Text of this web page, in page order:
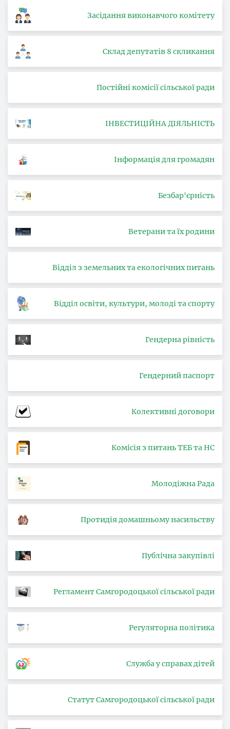
Засідання виконавчого комітету
Склад депутатів 8 скликання
Постійні комісії сільської ради
ІНВЕСТИЦІЙНА ДІЯЛЬНІСТЬ
Інформація для громадян
Безбар'єрність
Ветерани та їх родини
Відділ з земельних та екологічних питань
Відділ освіти, культури, молоді та спорту
Гендерна рівність
Гендерний паспорт
Колективні договори
Комісія з питань ТЕБ та НС
Молодіжна Рада
Протидія домашньому насильству
Публічна закупівлі
Регламент Самгородоцької сільської ради
Регуляторна політика
Служба у справах дітей
Статут Самгородоцької сільської ради